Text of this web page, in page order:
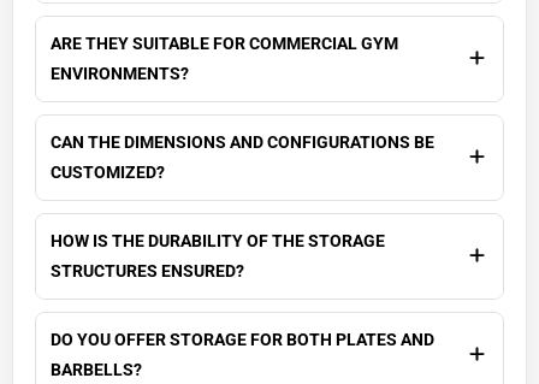
ARE THEY SUITABLE FOR COMMERCIAL GYM
ENVIRONMENTS?
CAN THE DIMENSIONS AND CONFIGURATIONS BE
CUSTOMIZED?
HOW IS THE DURABILITY OF THE STORAGE
STRUCTURES ENSURED?
DO YOU OFFER STORAGE FOR BOTH PLATES AND
BARBELLS?